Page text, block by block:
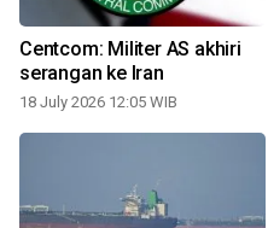
Centcom: Militer AS akhiri
serangan ke Iran
18 July 2026 12:05 WIB